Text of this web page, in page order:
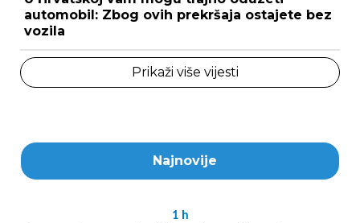
automobil: Zbog ovih prekršaja ostajete bez
vozila
Prikaži više vijesti
Najnovije
1 h